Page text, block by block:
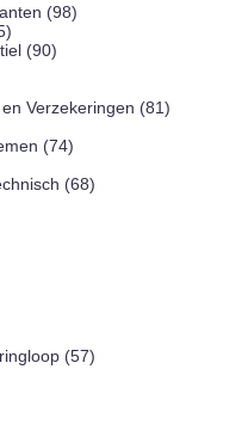
(98)
(90)
Verzekeringen (81)
(74)
(68)
(57)